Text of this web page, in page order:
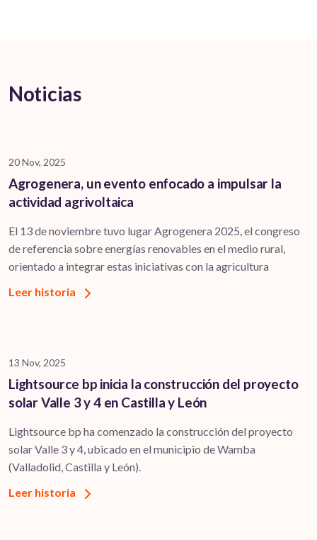
Noticias
20 Nov, 2025
Agrogenera, un evento enfocado a impulsar la
actividad agrivoltaica
El 13 de noviembre tuvo lugar Agrogenera 2025, el congreso
de referencia sobre energías renovables en el medio rural,
orientado a integrar estas iniciativas con la agricultura
Leer historia
13 Nov, 2025
Lightsource bp inicia la construcción del proyecto
solar Valle 3 y 4 en Castilla y León
Lightsource bp ha comenzado la construcción del proyecto
solar Valle 3 y 4, ubicado en el municipio de Wamba
(Valladolid, Castilla y León).
Leer historia